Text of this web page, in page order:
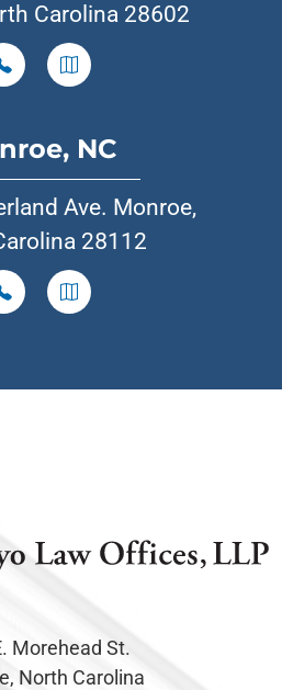
Carolina 28602
NC
Ave. Monroe,
28112
Morehead St.
North Carolina